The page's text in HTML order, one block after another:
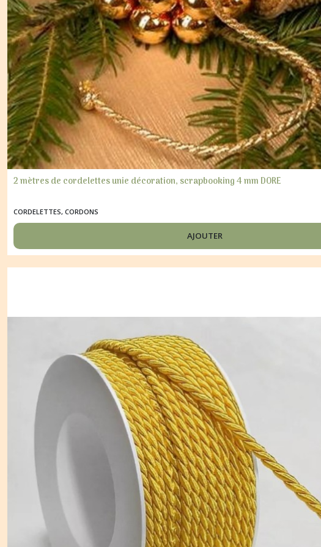
2 mètres de cordelettes unie décoration, scrapbooking 4 mm DORE
CORDELETTES, CORDONS
AJOUTER